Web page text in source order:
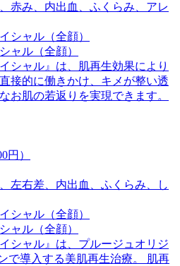
赤み、内出血、ふくらみ、アレ
ャル（全顔）
シャル』は、肌再生効果により
接的に働きかけ、キメが整い透
お肌の若返りを実現できます。
円）
左右差、内出血、ふくらみ、し
ャル（全顔）
シャル』は、プルージュオリジ
で導入する美肌再生治療。 肌再